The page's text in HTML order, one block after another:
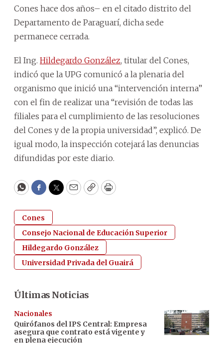
Cones hace dos años– en el citado distrito del
Departamento de Paraguarí, dicha sede
permanece cerrada.
El Ing. Hildegardo González, titular del Cones,
indicó que la UPG comunicó a la plenaria del
organismo que inició una “intervención interna”
con el fin de realizar una “revisión de todas las
filiales para el cumplimiento de las resoluciones
del Cones y de la propia universidad”, explicó. De
igual modo, la inspección cotejará las denuncias
difundidas por este diario.
WhatsApp
Facebook
Twitter
EmailCopyPrint
Cones
Consejo Nacional de Educación Superior
Hildegardo González
Universidad Privada del Guairá
Últimas Noticias
Nacionales
Quirófanos del IPS Central: Empresa
asegura que contrato está vigente y
en plena ejecución